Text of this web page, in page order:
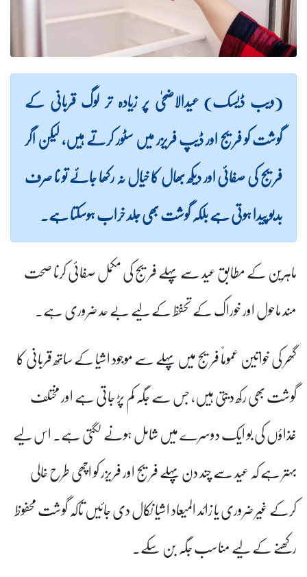
(ویب ڈیسک) عیدالاضحیٰ پر زیادہ تر لوگ قربانی کے
گوشت کو فریج اور ڈیپ فریزر میں سٹور کرتے ہیں، لیکن اگر
فریج کی صفائی اور دیکھ بھال کا خیال نہ رکھا جائے تو نا صرف
بدبو پیدا ہوتی ہے بلکہ گوشت بھی جلد خراب ہوسکتا ہے۔
ماہرین کے مطابق عید سے پہلے فریج کی مکمل صفائی کرنا صحت
مند ماحول اور خوراک کے تحفظ کے لیے بے حد ضروری ہے۔
گھر کی خواتین عموماً فریج میں پہلے سے موجود اشیا کے ساتھ قربانی کا
گوشت بھی رکھ دیتی ہیں، جس سے جگہ کم پڑ جاتی ہے اور مختلف
غذاؤں کی بو ایک دوسرے میں شامل ہونے لگتی ہے۔ اس لیے
بہتر ہے کہ عید سے چند دن پہلے فریج اور فریزر کو اچھی طرح خالی
کرکے غیر ضروری یا زائد المیعاد اشیا نکال دی جائیں تاکہ گوشت محفوظ
رکھنے کے لیے مناسب جگہ بن سکے۔